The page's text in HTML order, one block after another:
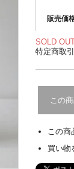
販売価
SOLD
特定商取
この
この商
買い物